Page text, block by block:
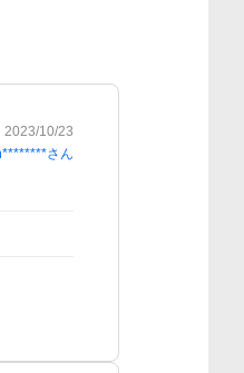
2023/10/23
さん